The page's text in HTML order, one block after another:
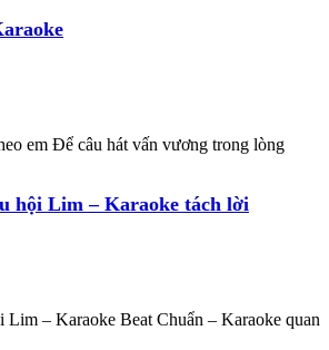
em Để câu hát vấn vương trong lòng
hội Lim – Karaoke tách lời
Lim – Karaoke Beat Chuẩn – Karaoke quan